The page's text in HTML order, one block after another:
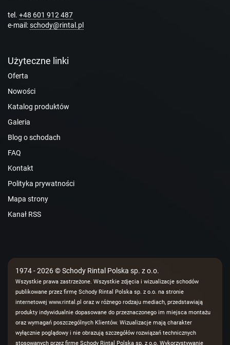
tel. +48 601 912 487
e-mail:schody@rintal.pl
Użyteczne linki
Oferta
Nowości
Katalog produktów
Galeria
Blog o schodach
FAQ
Kontakt
Polityka prywatności
Mapa strony
Kanał RSS
1974 - 2026 © Schody Rintal Polska sp. z o.o.
Wszystkie prawa zastrzeżone. Wszystkie zdjęcia i wizualizacje schodów
publikowane przez firmę Schody Rintal Polska sp. z o.o. na stronie
internetowej www.rintal.pl oraz w różnego rodzaju mediach, przedstawiają
produkty indywidualnie dopasowane do przeznaczonego im miejsca montażu
oraz wymagań poszczególnych Klientów. Wizualizacje mają charakter
wyłącznie poglądowy i nie obrazują szczegółów rozwiązań technicznych
stosowanych przez firmę Schody Rintal Polska sp. z o.o. Wykorzystywanie